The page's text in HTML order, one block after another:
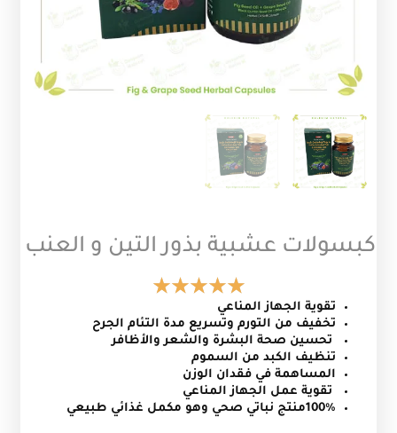
كبسولات عشبية بذور التين و العنب
تقوية الجهاز المناعي
تخفيف من التورم وتسريع مدة التئام الجرح
تحسين صحة البشرة والشعر والأظافر
تنظيف الكبد من السموم
المساهمة في فقدان الوزن
تقوية عمل الجهاز المناعي
100%منتج نباتي صحي وهو مكمل غذائي طبيعي